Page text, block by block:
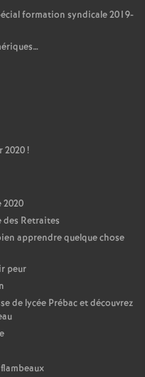
formation syndicale 2019-
2020!
2020
des Retraites
apprendre quelque chose
peur
de lycée Prébac et découvrez